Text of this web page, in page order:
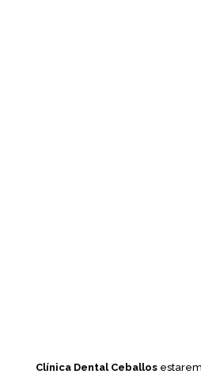
Clínica Dental Ceballos